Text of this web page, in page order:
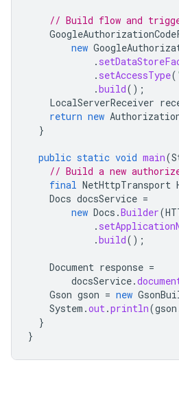
// Build flow and
new
.
. setAccessType(
.build();
LocalServerReceiver
return new
}
public static void main(
// Build a new
final NetHttpTransport
Docs docsService =
new Docs .Builder(
.
.build();
Document response =
docsService.
Gson gson = new
System .out.println(gson
}
}